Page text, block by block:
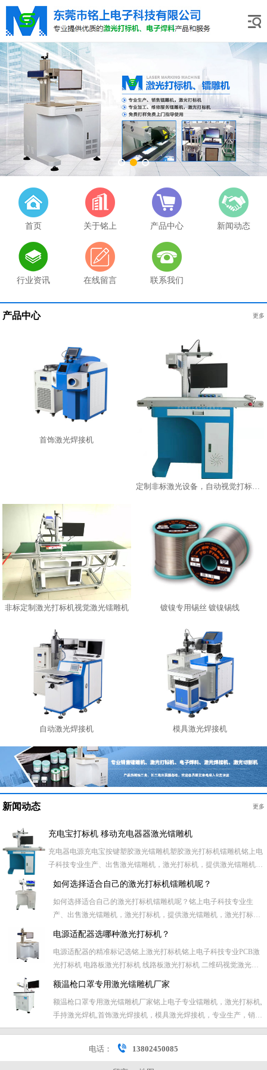
首页 关于铭上 产品中心 新闻动态
行业资讯 在线留言 联系我们
产品中心 更多
首饰激光焊接机
非标定制激光打标机视觉激光镭雕机 镀镍专用锡丝 镀镍锡线
自动激光焊接机 模具激光焊接机
新闻动态 更多
充电宝打标机 移动充电器器激光镭雕机
充电器电源充电宝按键塑胶激光镭雕机塑胶激光打标机镭雕机铭上电
子科技专业生产、出售激光镭雕机，激光打标机，提供激光镭雕机，
服务。主要针对各类礼品、电子产品、电子元器件、五金件等激光打
标、刻字加工业务。专业激光加工， 对五金类、塑胶类、喷...
如何选择适合自己的激光打标机镭雕机呢？
如何选择适合自己的激光打标机镭雕机呢？铭上电子科技专业生
产、出售激光镭雕机，激光打标机，提供激光镭雕机，激光打标机
要针对各类礼品、电子产品、电子元器件、五金件等激光打标、刻
字加工业务。专业激光加工， 对五金类、塑胶类、喷漆电镀产品等
表面...
电源适配器选哪种激光打标机？
电源适配器的精准标记选铭上激光打标机铭上电子科技专业PCB激
光打标机 电路板激光打标机 线路板激光打标机 二维码视觉激光打
打标机 铭牌视觉激光打标机 PCB激光镭雕机 电路板激光打标机 线
路板激光打标机 二维码视觉激光打标机 PC...
额温枪口罩专用激光镭雕机厂家
额温枪口罩专用激光镭雕机厂家铭上电子专业镭雕机，激光打标机,
手持激光焊机,首饰激光焊接机，模具激光焊接机，专业生产，销
售，维修镭雕机、激光打标机,定制非标激光设备，自动视觉打标
手持式激光焊接机、台式激光焊接机、自动激光焊接机等激光焊接
电话： 13802450085